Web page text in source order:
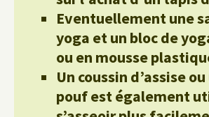
Eventuellement une
yoga et un bloc de
ou en mousse
Un coussin d’assise
pouf est également